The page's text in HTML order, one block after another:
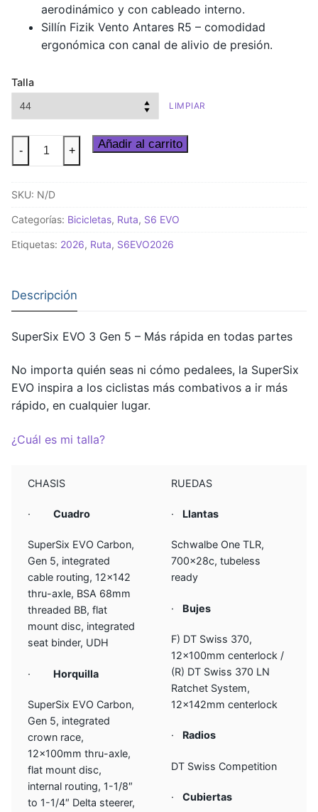
aerodinámico y con cableado interno.
Sillín Fizik Vento Antares R5 – comodidad
ergonómica con canal de alivio de presión.
Talla
LIMPIAR
SuperSix
Gen
5
Lacquer
- + Añadir al carrito
SKU: N/D
Categorías: Bicicletas, Ruta, S6 EVO
Etiquetas: 2026, Ruta, S6EVO2026
Descripción
SuperSix EVO 3 Gen 5 – Más rápida en todas partes
No importa quién seas ni cómo pedalees, la SuperSix
EVO inspira a los ciclistas más combativos a ir más
rápido, en cualquier lugar.
¿Cuál es mi talla?
CHASIS
·Cuadro
SuperSix EVO Carbon,
Gen 5, integrated
cable routing, 12×142
thru-axle, BSA 68mm
threaded BB, flat
mount disc, integrated
seat binder, UDH
· Horquilla
SuperSix EVO Carbon,
Gen 5, integrated
crown race,
12x100mm thru-axle,
flat mount disc,
internal routing, 1-1/8″
to 1-1/4″ Delta steerer,
RUEDAS
· Llantas
Schwalbe One TLR,
700x28c, tubeless
ready
· Bujes
F) DT Swiss 370,
12x100mm centerlock /
(R) DT Swiss 370 LN
Ratchet System,
12x142mm centerlock
· Radios
DT Swiss Competition
·Cubiertas